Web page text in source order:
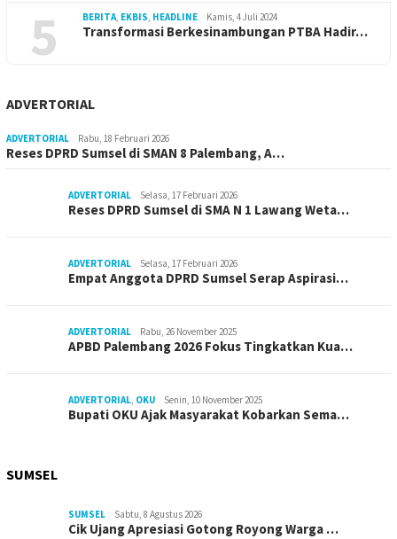
5 BERITA, EKBIS, HEADLINE Kamis, 4 Juli 2024
Transformasi Berkesinambungan PTBA Hadir…
ADVERTORIAL
ADVERTORIAL Rabu, 18 Februari 2026
Reses DPRD Sumsel di SMAN 8 Palembang, A…
ADVERTORIAL Selasa, 17 Februari 2026
Reses DPRD Sumsel di SMA N 1 Lawang Weta…
ADVERTORIAL Selasa, 17 Februari 2026
Empat Anggota DPRD Sumsel Serap Aspirasi…
ADVERTORIAL Rabu, 26 November 2025
APBD Palembang 2026 Fokus Tingkatkan Kua…
ADVERTORIAL, OKU Senin, 10 November 2025
Bupati OKU Ajak Masyarakat Kobarkan Sema…
SUMSEL
SUMSEL Sabtu, 8 Agustus 2026
Cik Ujang Apresiasi Gotong Royong Warga …